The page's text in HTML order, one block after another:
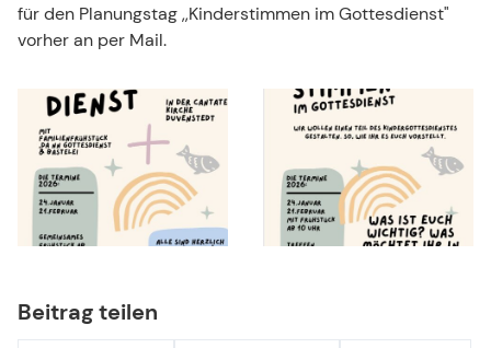
für den Planungstag ,,Kinderstimmen im Gottesdienst"
vorher an per Mail.
Beitrag teilen